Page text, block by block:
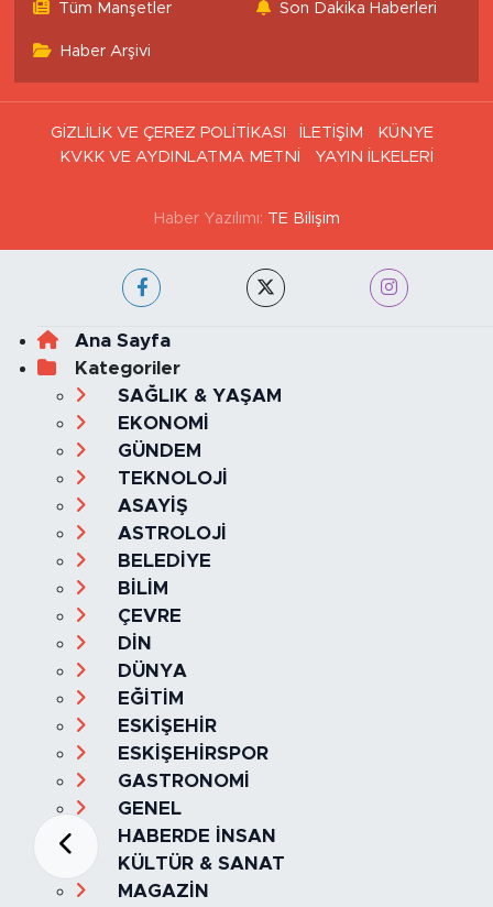
Tüm Manşetler Son Dakika Haberleri
Haber Arşivi
GİZLİLİK VE ÇEREZ POLİTİKASI İLETİŞİM
KÜNYE
KVKK VE AYDINLATMA METNİ
YAYIN İLKELERİ
Haber Yazılımı: TE Bilişim
Ana Sayfa
Kategoriler
SAĞLIK & YAŞAM
EKONOMİ
GÜNDEM
TEKNOLOJİ
ASAYİŞ
ASTROLOJİ
BELEDİYE
BİLİM
ÇEVRE
DİN
DÜNYA
EĞİTİM
ESKİŞEHİR
ESKİŞEHİRSPOR
GASTRONOMİ
GENEL
HABERDE İNSAN
KÜLTÜR & SANAT
MAGAZİN